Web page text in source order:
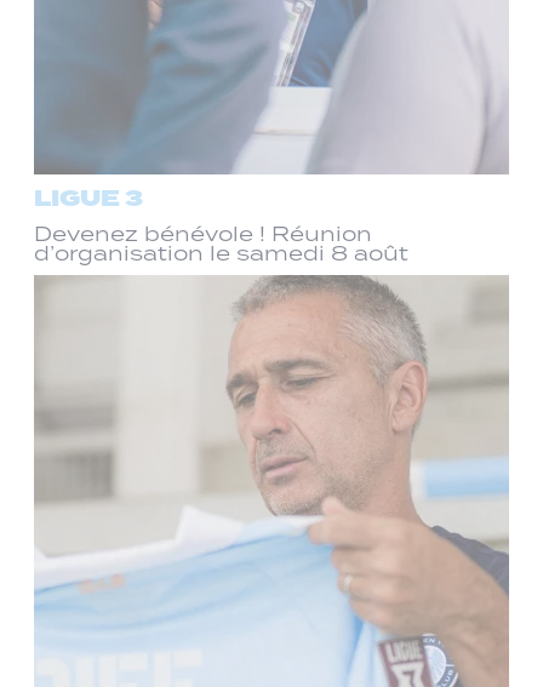
LIGUE 3
Devenez bénévole ! Réunion
d’organisation le samedi 8 août